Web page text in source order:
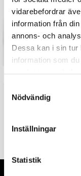
vidarebefordrar
information från
annons- och
Dessa kan i sin tur
information som
k
Nödvändig
Inställningar
Statistik
Rega Planar 2